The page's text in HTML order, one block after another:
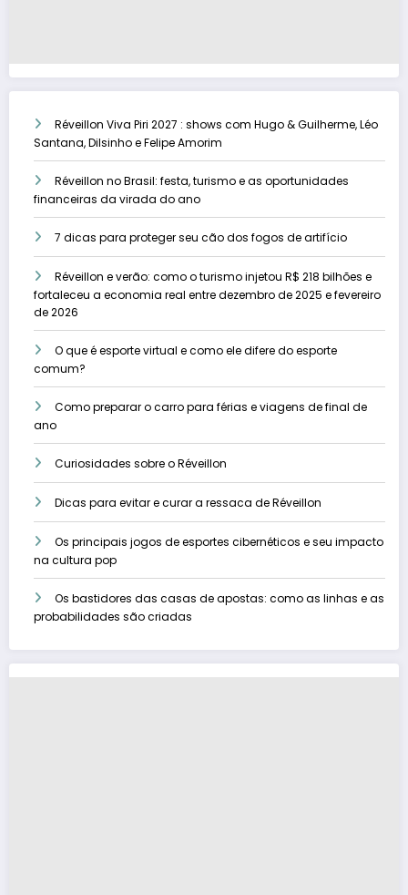
Réveillon Viva Piri 2027 : shows com Hugo & Guilherme, Léo
Santana, Dilsinho e Felipe Amorim
Réveillon no Brasil: festa, turismo e as oportunidades
financeiras da virada do ano
7 dicas para proteger seu cão dos fogos de artifício
Réveillon e verão: como o turismo injetou R$ 218 bilhões e
fortaleceu a economia real entre dezembro de 2025 e fevereiro
de 2026
O que é esporte virtual e como ele difere do esporte
comum?
Como preparar o carro para férias e viagens de final de
ano
Curiosidades sobre o Réveillon
Dicas para evitar e curar a ressaca de Réveillon
Os principais jogos de esportes cibernéticos e seu impacto
na cultura pop
Os bastidores das casas de apostas: como as linhas e as
probabilidades são criadas